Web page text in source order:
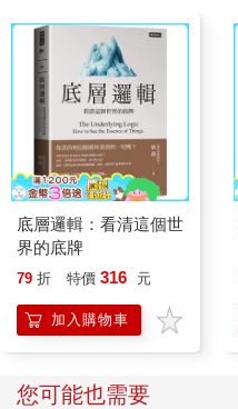
底層邏輯：看清這個世
界的底牌
79 折 特價 316 元
加入購物車
您可能也需要